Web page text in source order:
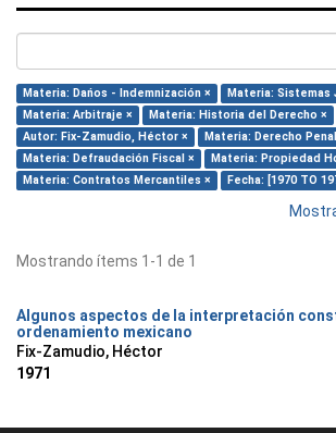
Materia: Dańos - Indemnización ×
Materia: Sistemas
Materia: Arbitraje ×
Materia: Historia del Derecho ×
Autor: Fix-Zamudio, Héctor ×
Materia: Derecho
Materia: Defraudación Fiscal ×
Materia: Propiedad
Materia: Contratos Mercantiles ×
Fecha: [1970 TO
Mostrando ítems 1-1 de 1
Algunos aspectos de la interpretación
ordenamiento mexicano
Fix-Zamudio, Héctor
1971